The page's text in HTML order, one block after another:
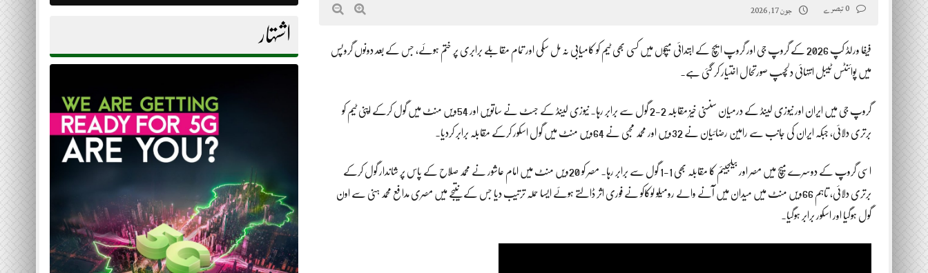
اشتہار
جون 17, 2026
فیفا ورلڈ کپ 2026 کے گروپ جی اور گروپ ایچ کے ابتدائی میچوں میں کسی بھی ٹیم کو کامیابی نہ مل سکی اور تمام مقابلے برابری پر ختم ہوئے، جس کے بعد دونوں گروپس
میں پوائنٹس ٹیبل انتہائی دلچسپ صورتحال اختیار کر گئی ہے۔
گروپ جی میں ایران اور نیوزی لینڈ کے درمیان سنسنی خیز مقابلہ 2-2 گول سے برابر رہا۔ نیوزی لینڈ کے جسٹ نے ساتویں اور 54ویں منٹ میں گول کرکے اپنی ٹیم کو
برتری دلائی، جبکہ ایران کی جانب سے رامین رضائیان نے 32ویں اور محمد محبی نے 64ویں منٹ میں گول اسکور کرکے مقابلہ برابر کردیا۔
اسی گروپ کے دوسرے میچ میں مصر اور بیلجیئم کا مقابلہ بھی 1-1 گول سے برابر رہا۔ مصر کو 20ویں منٹ میں امام عاشور نے محمد صلاح کے پاس پر شاندار گول کرکے
برتری دلائی، تاہم 66ویں منٹ میں میدان میں آنے والے رومیلو لوکاکو نے فوری اثر ڈالتے ہوئے ایسا حملہ ترتیب دیا جس کے نتیجے میں مصری مدافع محمد ہنی سے اون
گول ہوگیا اور اسکور برابر ہوگیا۔